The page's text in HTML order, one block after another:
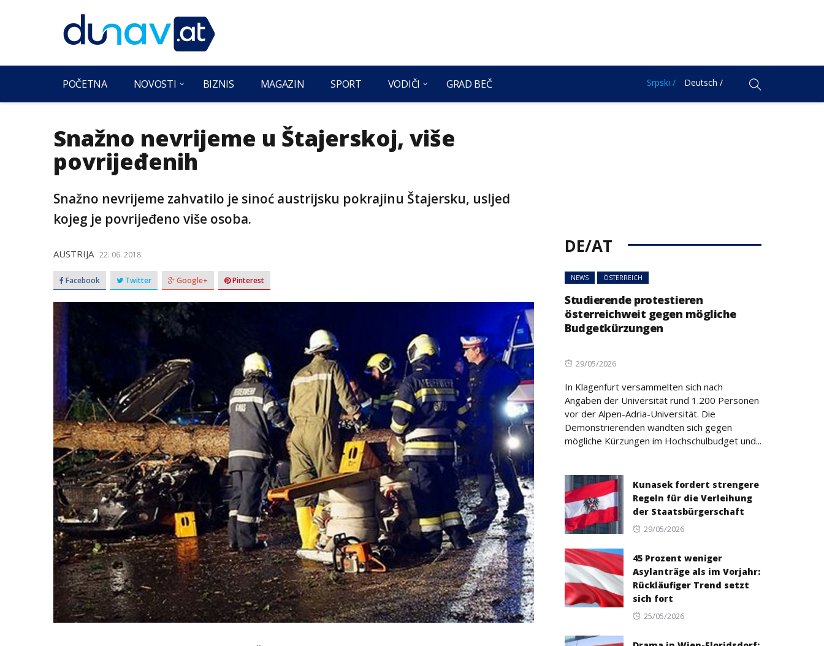
POČETNA NOVOSTI BIZNIS MAGAZIN SPORT VODIČI GRAD BEČ Srpski / Deutsch /
Snažno nevrijeme u Štajerskoj, više
povrijeđenih
Snažno nevrijeme zahvatilo je sinoć austrijsku pokrajinu Štajersku, usljed
kojeg je povrijeđeno više osoba.
AUSTRIJA 22. 06. 2018.
Facebook Twitter Google+ Pinterest
DE/AT
NEWS ÖSTERREICH
Studierende protestieren
österreichweit gegen mögliche
Budgetkürzungen
Posted
29/05/2026
In Klagenfurt versammelten sich nach
Angaben der Universität rund 1.200 Personen
vor der Alpen-Adria-Universität. Die
Demonstrierenden wandten sich gegen
mögliche Kürzungen im Hochschulbudget und...
Kunasek fordert strengere
Regeln für die Verleihung
der Staatsbürgerschaft
Posted
29/05/2026
45 Prozent weniger
Asylanträge als im Vorjahr:
Rückläufiger Trend setzt
sich fort
Posted
25/05/2026